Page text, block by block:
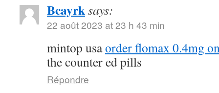
Bcayrksays:
22 août 2023 at 23 h 43 min
mintop usaorder flomax 0.4mg
the counter ed pills
Répondre